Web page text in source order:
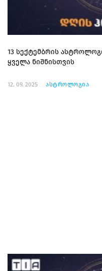
13 სექტემბრის
ყველა ნიშნისთვის
12. 09. 2025 ასტროლოგია